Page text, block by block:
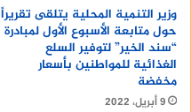
وزير التنمية المحلية يتلقى تقريراً
حول متابعة الأسبوع الأول لمبادرة
“سند الخير” لتوفير السلع
الغذائية للمواطنين بأسعار
مخفضة
9 أبريل، 2022